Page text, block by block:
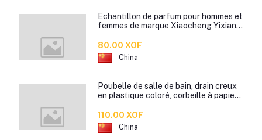
Échantillon de parfum pour hommes et
femmes de marque Xiaocheng Yixiang
80.00 XOF
China
Poubelle de salle de bain, drain creux
en plastique coloré, corbeille à papier
110.00 XOF
China